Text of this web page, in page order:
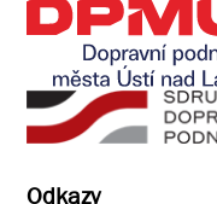
Odkazy